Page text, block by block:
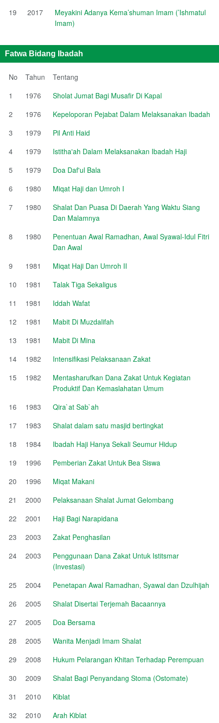
19
2017
Meyakini Adanya Kema’shuman Imam (’Ishmatul
Imam)
Fatwa Bidang Ibadah
No Tahun
Tentang
1
1976
Sholat Jumat Bagi Musafir Di Kapal
2
1976
Kepeloporan Pejabat Dalam Melaksanakan Ibadah
3
1979
Pil Anti Haid
4
1979
Istitha'ah Dalam Melaksanakan Ibadah Haji
5
1979
Doa Daf'ul Bala
6
1980
Miqat Haji dan Umroh I
7
1980
Shalat Dan Puasa Di Daerah Yang Waktu Siang
Dan Malamnya
8
1980
Penentuan Awal Ramadhan, Awal Syawal-Idul Fitri
Dan Awal
9
1981
Miqat Haji Dan Umroh II
10
1981
Talak Tiga Sekaligus
11
1981
Iddah Wafat
12
1981
Mabit Di Muzdalifah
13
1981
Mabit Di Mina
14
1982
Intensifikasi Pelaksanaan Zakat
15
1982
Mentasharufkan Dana Zakat Untuk Kegiatan
Produktif Dan Kemaslahatan Umum
16
1983
Qira`at Sab`ah
17
1983
Shalat dalam satu masjid bertingkat
18
1984
Ibadah Haji Hanya Sekali Seumur Hidup
19
1996
Pemberian Zakat Untuk Bea Siswa
20
1996
Miqat Makani
21
2000
Pelaksanaan Shalat Jumat Gelombang
22
2001
Haji Bagi Narapidana
23
2003
Zakat Penghasilan
24
2003
Penggunaan Dana Zakat Untuk Istitsmar
(Investasi)
25
2004
Penetapan Awal Ramadhan, Syawal dan Dzulhijah
26
2005
Shalat Disertai Terjemah Bacaannya
27
2005
Doa Bersama
28
2005
Wanita Menjadi Imam Shalat
29
2008
Hukum Pelarangan Khitan Terhadap Perempuan
30
2009
Shalat Bagi Penyandang Stoma (Ostomate)
31
2010
Kiblat
32
2010 Arah Kiblat